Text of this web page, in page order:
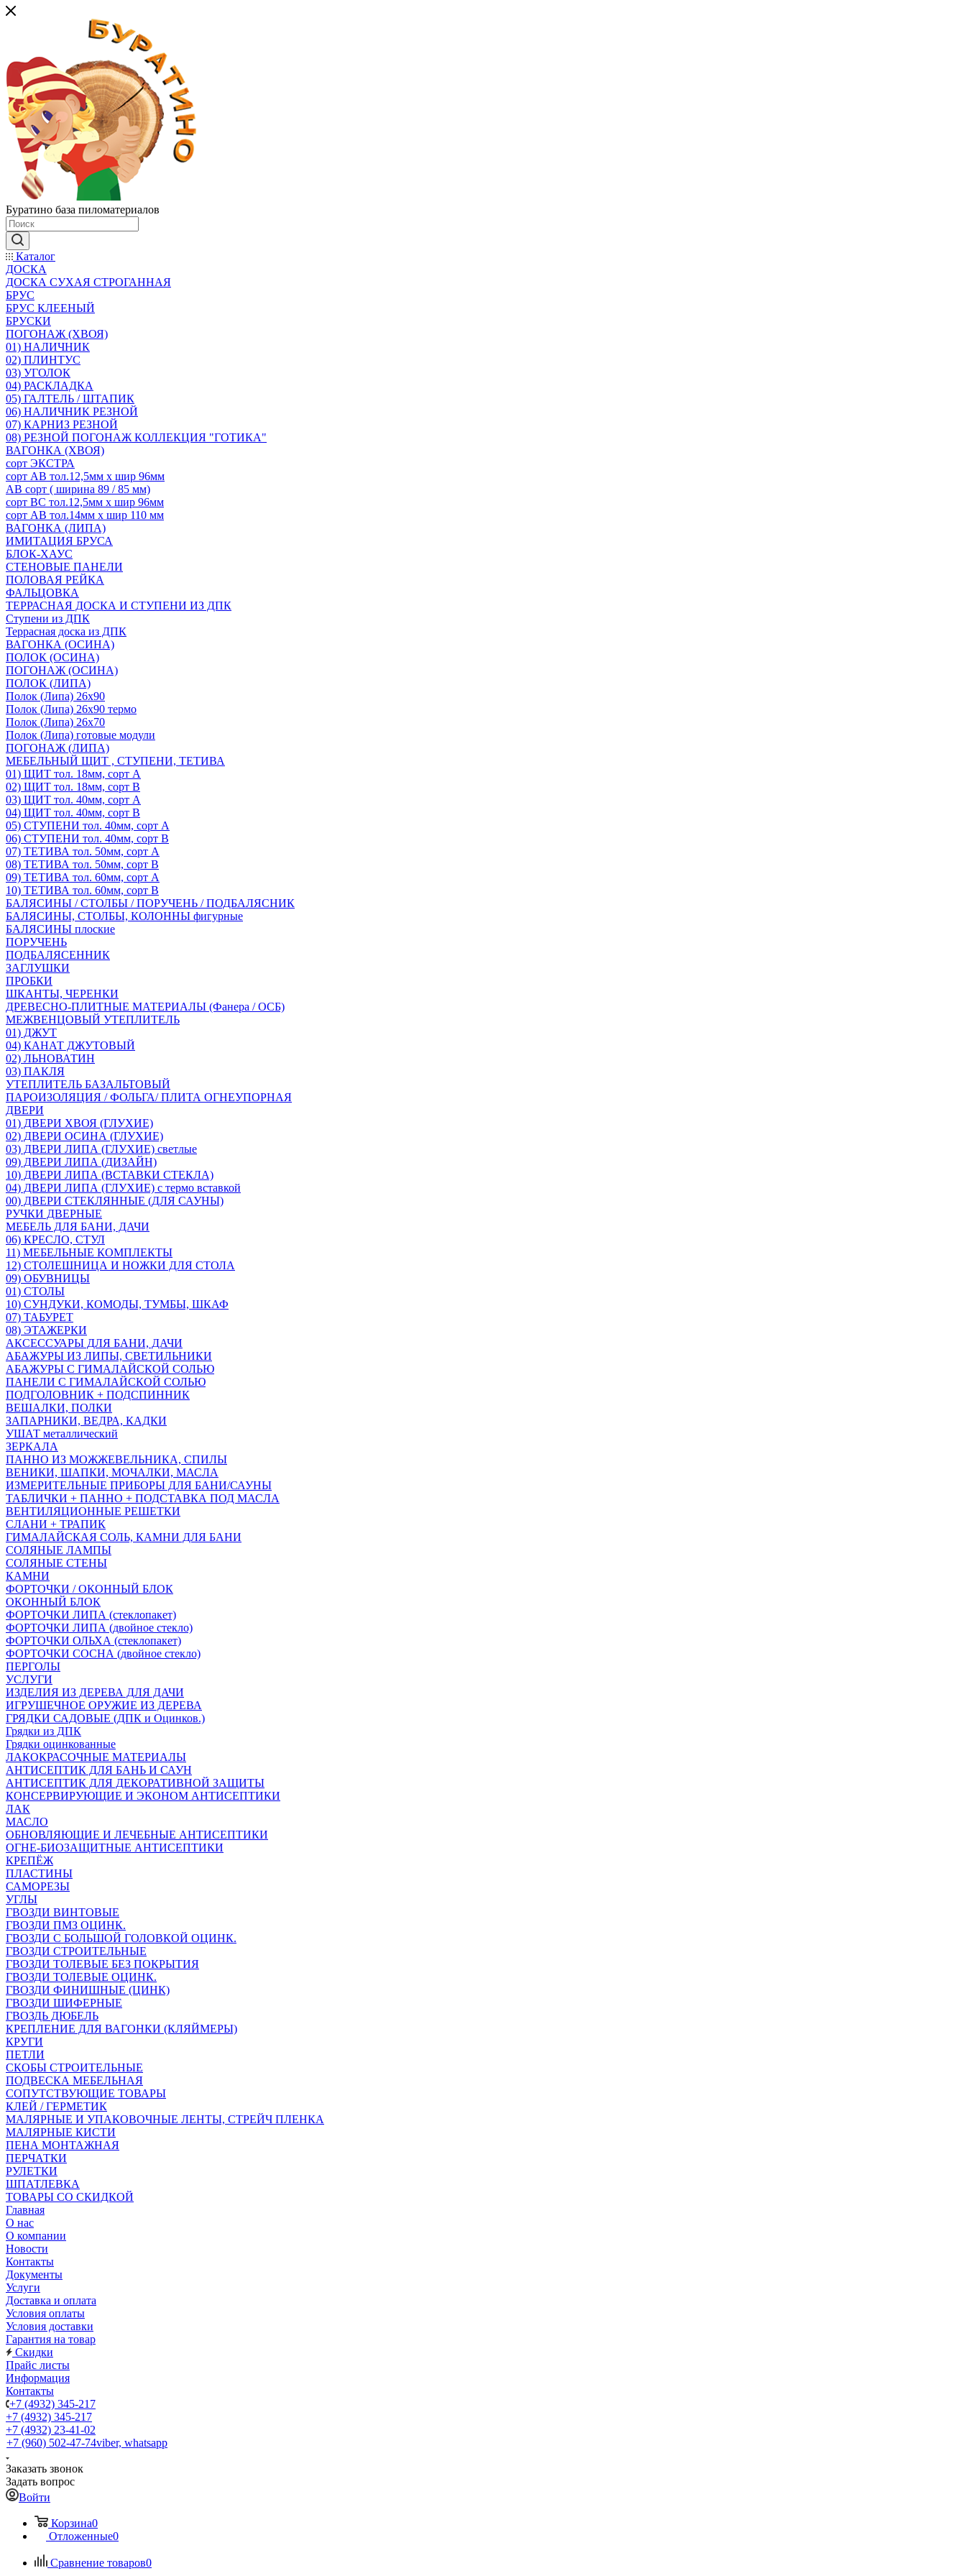
Буратино база пиломатериалов
Каталог
ДОСКА
ДОСКА СУХАЯ СТРОГАННАЯ
БРУС
БРУС КЛЕЕНЫЙ
БРУСКИ
ПОГОНАЖ (ХВОЯ)
01) НАЛИЧНИК
02) ПЛИНТУС
03) УГОЛОК
04) РАСКЛАДКА
05) ГАЛТЕЛЬ / ШТАПИК
06) НАЛИЧНИК РЕЗНОЙ
07) КАРНИЗ РЕЗНОЙ
08) РЕЗНОЙ ПОГОНАЖ КОЛЛЕКЦИЯ "ГОТИКА"
ВАГОНКА (ХВОЯ)
сорт ЭКСТРА
сорт АВ тол.12,5мм х шир 96мм
АВ сорт ( ширина 89 / 85 мм)
сорт ВС тол.12,5мм х шир 96мм
сорт АВ тол.14мм х шир 110 мм
ВАГОНКА (ЛИПА)
ИМИТАЦИЯ БРУСА
БЛОК-ХАУС
СТЕНОВЫЕ ПАНЕЛИ
ПОЛОВАЯ РЕЙКА
ФАЛЬЦОВКА
ТЕРРАСНАЯ ДОСКА И СТУПЕНИ ИЗ ДПК
Ступени из ДПК
Террасная доска из ДПК
ВАГОНКА (ОСИНА)
ПОЛОК (ОСИНА)
ПОГОНАЖ (ОСИНА)
ПОЛОК (ЛИПА)
Полок (Липа) 26х90
Полок (Липа) 26х90 термо
Полок (Липа) 26х70
Полок (Липа) готовые модули
ПОГОНАЖ (ЛИПА)
МЕБЕЛЬНЫЙ ЩИТ , СТУПЕНИ, ТЕТИВА
01) ЩИТ тол. 18мм, сорт А
02) ЩИТ тол. 18мм, сорт В
03) ЩИТ тол. 40мм, сорт А
04) ЩИТ тол. 40мм, сорт В
05) СТУПЕНИ тол. 40мм, сорт А
06) СТУПЕНИ тол. 40мм, сорт В
07) ТЕТИВА тол. 50мм, сорт А
08) ТЕТИВА тол. 50мм, сорт В
09) ТЕТИВА тол. 60мм, сорт А
10) ТЕТИВА тол. 60мм, сорт В
БАЛЯСИНЫ / СТОЛБЫ / ПОРУЧЕНЬ / ПОДБАЛЯСНИК
БАЛЯСИНЫ, СТОЛБЫ, КОЛОННЫ фигурные
БАЛЯСИНЫ плоские
ПОРУЧЕНЬ
ПОДБАЛЯСЕННИК
ЗАГЛУШКИ
ПРОБКИ
ШКАНТЫ, ЧЕРЕНКИ
ДРЕВЕСНО-ПЛИТНЫЕ МАТЕРИАЛЫ (Фанера / ОСБ)
МЕЖВЕНЦОВЫЙ УТЕПЛИТЕЛЬ
01) ДЖУТ
04) КАНАТ ДЖУТОВЫЙ
02) ЛЬНОВАТИН
03) ПАКЛЯ
УТЕПЛИТЕЛЬ БАЗАЛЬТОВЫЙ
ПАРОИЗОЛЯЦИЯ / ФОЛЬГА/ ПЛИТА ОГНЕУПОРНАЯ
ДВЕРИ
01) ДВЕРИ ХВОЯ (ГЛУХИЕ)
02) ДВЕРИ ОСИНА (ГЛУХИЕ)
03) ДВЕРИ ЛИПА (ГЛУХИЕ) светлые
09) ДВЕРИ ЛИПА (ДИЗАЙН)
10) ДВЕРИ ЛИПА (ВСТАВКИ СТЕКЛА)
04) ДВЕРИ ЛИПА (ГЛУХИЕ) с термо вставкой
00) ДВЕРИ СТЕКЛЯННЫЕ (ДЛЯ САУНЫ)
РУЧКИ ДВЕРНЫЕ
МЕБЕЛЬ ДЛЯ БАНИ, ДАЧИ
06) КРЕСЛО, СТУЛ
11) МЕБЕЛЬНЫЕ КОМПЛЕКТЫ
12) СТОЛЕШНИЦА И НОЖКИ ДЛЯ СТОЛА
09) ОБУВНИЦЫ
01) СТОЛЫ
10) СУНДУКИ, КОМОДЫ, ТУМБЫ, ШКАФ
07) ТАБУРЕТ
08) ЭТАЖЕРКИ
АКСЕССУАРЫ ДЛЯ БАНИ, ДАЧИ
АБАЖУРЫ ИЗ ЛИПЫ, СВЕТИЛЬНИКИ
АБАЖУРЫ С ГИМАЛАЙСКОЙ СОЛЬЮ
ПАНЕЛИ С ГИМАЛАЙСКОЙ СОЛЬЮ
ПОДГОЛОВНИК + ПОДСПИННИК
ВЕШАЛКИ, ПОЛКИ
ЗАПАРНИКИ, ВЕДРА, КАДКИ
УШАТ металлический
ЗЕРКАЛА
ПАННО ИЗ МОЖЖЕВЕЛЬНИКА, СПИЛЫ
ВЕНИКИ, ШАПКИ, МОЧАЛКИ, МАСЛА
ИЗМЕРИТЕЛЬНЫЕ ПРИБОРЫ ДЛЯ БАНИ/САУНЫ
ТАБЛИЧКИ + ПАННО + ПОДСТАВКА ПОД МАСЛА
ВЕНТИЛЯЦИОННЫЕ РЕШЕТКИ
СЛАНИ + ТРАПИК
ГИМАЛАЙСКАЯ СОЛЬ, КАМНИ ДЛЯ БАНИ
СОЛЯНЫЕ ЛАМПЫ
СОЛЯНЫЕ СТЕНЫ
КАМНИ
ФОРТОЧКИ / ОКОННЫЙ БЛОК
ОКОННЫЙ БЛОК
ФОРТОЧКИ ЛИПА (стеклопакет)
ФОРТОЧКИ ЛИПА (двойное стекло)
ФОРТОЧКИ ОЛЬХА (стеклопакет)
ФОРТОЧКИ СОСНА (двойное стекло)
ПЕРГОЛЫ
УСЛУГИ
ИЗДЕЛИЯ ИЗ ДЕРЕВА ДЛЯ ДАЧИ
ИГРУШЕЧНОЕ ОРУЖИЕ ИЗ ДЕРЕВА
ГРЯДКИ САДОВЫЕ (ДПК и Оцинков.)
Грядки из ДПК
Грядки оцинкованные
ЛАКОКРАСОЧНЫЕ МАТЕРИАЛЫ
АНТИСЕПТИК ДЛЯ БАНЬ И САУН
АНТИСЕПТИК ДЛЯ ДЕКОРАТИВНОЙ ЗАЩИТЫ
КОНСЕРВИРУЮЩИЕ И ЭКОНОМ АНТИСЕПТИКИ
ЛАК
МАСЛО
ОБНОВЛЯЮЩИЕ И ЛЕЧЕБНЫЕ АНТИСЕПТИКИ
ОГНЕ-БИОЗАЩИТНЫЕ АНТИСЕПТИКИ
КРЕПЁЖ
ПЛАСТИНЫ
САМОРЕЗЫ
УГЛЫ
ГВОЗДИ ВИНТОВЫЕ
ГВОЗДИ ПМЗ ОЦИНК.
ГВОЗДИ С БОЛЬШОЙ ГОЛОВКОЙ ОЦИНК.
ГВОЗДИ СТРОИТЕЛЬНЫЕ
ГВОЗДИ ТОЛЕВЫЕ БЕЗ ПОКРЫТИЯ
ГВОЗДИ ТОЛЕВЫЕ ОЦИНК.
ГВОЗДИ ФИНИШНЫЕ (ЦИНК)
ГВОЗДИ ШИФЕРНЫЕ
ГВОЗДЬ ДЮБЕЛЬ
КРЕПЛЕНИЕ ДЛЯ ВАГОНКИ (КЛЯЙМЕРЫ)
КРУГИ
ПЕТЛИ
СКОБЫ СТРОИТЕЛЬНЫЕ
ПОДВЕСКА МЕБЕЛЬНАЯ
СОПУТСТВУЮЩИЕ ТОВАРЫ
КЛЕЙ / ГЕРМЕТИК
МАЛЯРНЫЕ И УПАКОВОЧНЫЕ ЛЕНТЫ, СТРЕЙЧ ПЛЕНКА
МАЛЯРНЫЕ КИСТИ
ПЕНА МОНТАЖНАЯ
ПЕРЧАТКИ
РУЛЕТКИ
ШПАТЛЕВКА
ТОВАРЫ СО СКИДКОЙ
Главная
О нас
О компании
Новости
Контакты
Документы
Услуги
Доставка и оплата
Условия оплаты
Условия доставки
Гарантия на товар
Скидки
Прайс листы
Информация
Контакты
+7 (4932) 345-217
+7 (4932) 345-217
+7 (4932) 23-41-02
+7 (960) 502-47-74viber, whatsapp
Заказать звонок
Задать вопрос
Войти
Корзина0
Отложенные0
Сравнение товаров0